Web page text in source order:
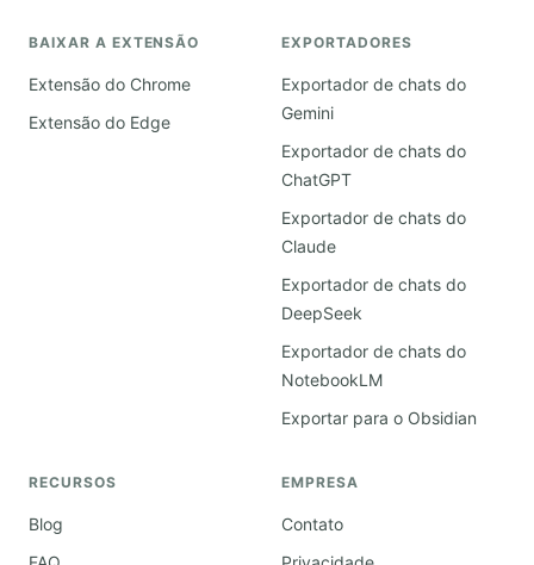
BAIXAR A EXTENSÃO
Extensão do Chrome
Extensão do Edge
EXPORTADORES
Exportador de chats do
Gemini
Exportador de chats do
ChatGPT
Exportador de chats do
Claude
Exportador de chats do
DeepSeek
Exportador de chats do
NotebookLM
Exportar para o Obsidian
RECURSOS
Blog
EMPRESA
Contato